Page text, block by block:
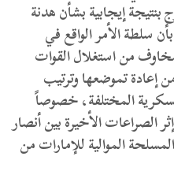
إيجابية بشأن هدنة
سلطة الأمر الواقع في
من استغلال القوات
إعادة تموضعها وترتيب
المختلفة، خصوصاً
الصراعات الأخيرة بين أنصار
الموالية للإمارات من